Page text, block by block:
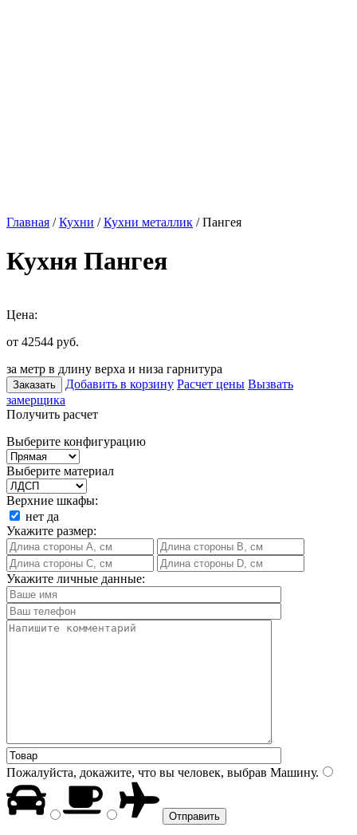
Главная /Кухни /Кухни металлик / Пангея
Кухня Пангея
Цена:
от 42544 руб.
за метр в длину верха и низа гарнитура
Заказать Добавить в корзину Расчет цены Вызвать
замерщика
Получить расчет
Выберите конфигурацию
Выберите материал
Верхние шкафы:
нет да
Укажите размер:
Укажите личные данные:
Пожалуйста, докажите, что вы человек, выбрав Машину.